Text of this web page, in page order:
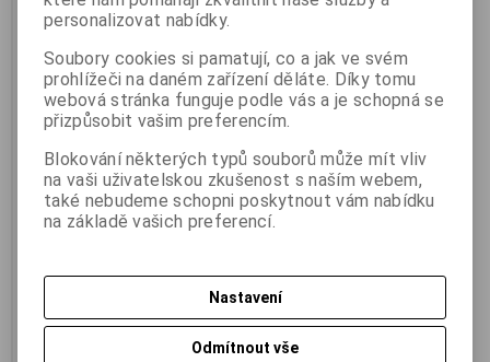
2 226 Kč
personalizovat nabídky.
Soubory cookies si pamatují, co a jak ve svém
prohlížeči na daném zařízení děláte. Díky tomu
webová stránka funguje podle vás a je schopná se
přizpůsobit vašim preferencím.
Blokování některých typů souborů může mít vliv
na vaši uživatelskou zkušenost s naším webem,
také nebudeme schopni poskytnout vám nabídku
na základě vašich preferencí.
Nastavení
Odmítnout vše